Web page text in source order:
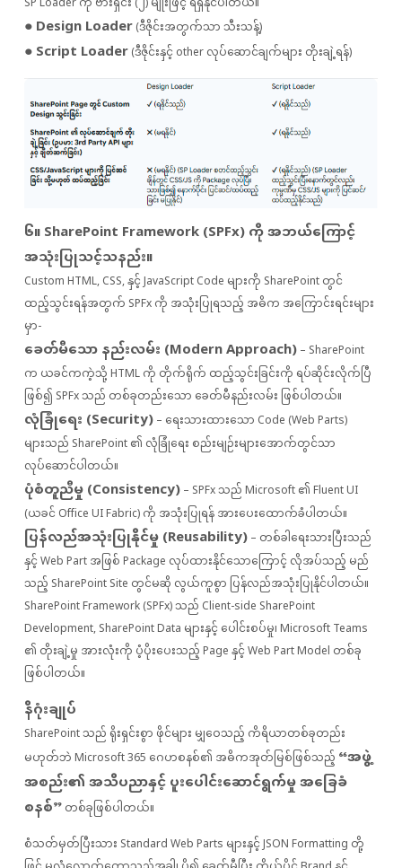
● Design Loader(ဒီဇိုင်းအတွက်သာ သီးသန့်)
● Script Loader(ဒီဇိုင်းနှင့် other လုပ်ဆောင်ချက်များ တိုးချဲ့ရန်)
၆။ SharePoint Framework (SPFx) ကို အဘယ်ကြောင့်
အသုံးပြုသင့်သနည်း။
Custom HTML, CSS, နှင့် JavaScript Code များကို SharePoint တွင်
ထည့်သွင်းရန်အတွက် SPFx ကို အသုံးပြုရသည့် အဓိက အကြောင်းရင်းများ
မှာ-
ခေတ်မီသော နည်းလမ်း (Modern Approach)– SharePoint
က ယခင်ကကဲ့သို့ HTML ကို တိုက်ရိုက် ထည့်သွင်းခြင်းကို ရပ်ဆိုင်းလိုက်ပြီ
ဖြစ်၍ SPFx သည် တစ်ခုတည်းသော ခေတ်မီနည်းလမ်း ဖြစ်ပါတယ်။
လုံခြုံရေး (Security)– ရေးသားထားသော Code (Web Parts)
များသည် SharePoint ၏ လုံခြုံရေး စည်းမျဉ်းများအောက်တွင်သာ
လုပ်ဆောင်ပါတယ်။
ပုံစံတူညီမှု (Consistency)– SPFx သည် Microsoft ၏ Fluent UI
(ယခင် Office UI Fabric) ကို အသုံးပြုရန် အားပေးထောက်ခံပါတယ်။
ပြန်လည်အသုံးပြုနိုင်မှု (Reusability)– တစ်ခါရေးသားပြီးသည်
နှင့် Web Part အဖြစ် Package လုပ်ထားနိုင်သောကြောင့် လိုအပ်သည့် မည်
သည့် SharePoint Site တွင်မဆို လွယ်ကူစွာ ပြန်လည်အသုံးပြုနိုင်ပါတယ်။
SharePoint Framework (SPFx) သည် Client-side SharePoint
Development, SharePoint Data များနှင့် ပေါင်းစပ်မှု၊ Microsoft Teams
၏ တိုးချဲ့မှု အားလုံးကို ပံ့ပိုးပေးသည့် Page နှင့် Web Part Model တစ်ခု
ဖြစ်ပါတယ်။
နိဂုံးချုပ်
SharePoint သည် ရိုးရှင်းစွာ ဖိုင်များ မျှဝေသည့် ကိရိယာတစ်ခုတည်း
မဟုတ်ဘဲ Microsoft 365 ဂေဟစနစ်၏ အဓိကအုတ်မြစ်ဖြစ်သည့်“အဖွဲ့
အစည်း၏ အသိပညာနှင့် ပူးပေါင်းဆောင်ရွက်မှု အခြေခံ
စနစ်”တစ်ခုဖြစ်ပါတယ်။
စံသတ်မှတ်ပြီးသား Standard Web Parts များနှင့် JSON Formatting တို့